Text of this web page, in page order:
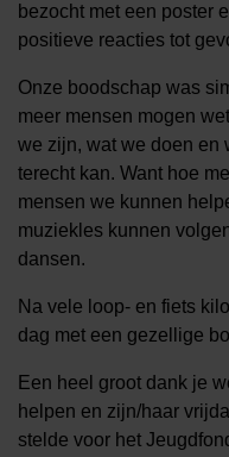
bezocht met een poster
positieve reacties tot
Onze boodschap was
meer mensen mogen
we zijn, wat we doen en
terecht kan. Want hoe
mensen we kunnen
muziekles kunnen
dansen.
Na vele loop- en fiets
dag met een gezellige
Een heel groot dank je
helpen en zijn/haar
stelde voor het